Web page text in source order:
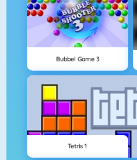
Bubbel Game 3
Tetris 1